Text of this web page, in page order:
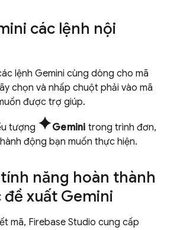
các lệnh nội
lệnh Gemini cùng dòng cho mã
chọn và nhấp chuột phải vào mã
được trợ giúp.
tượng sparkGemini trong trình đơn,
động bạn muốn thực hiện.
năng hoàn thành
đề xuất Gemini
mã, Firebase Studio cung cấp